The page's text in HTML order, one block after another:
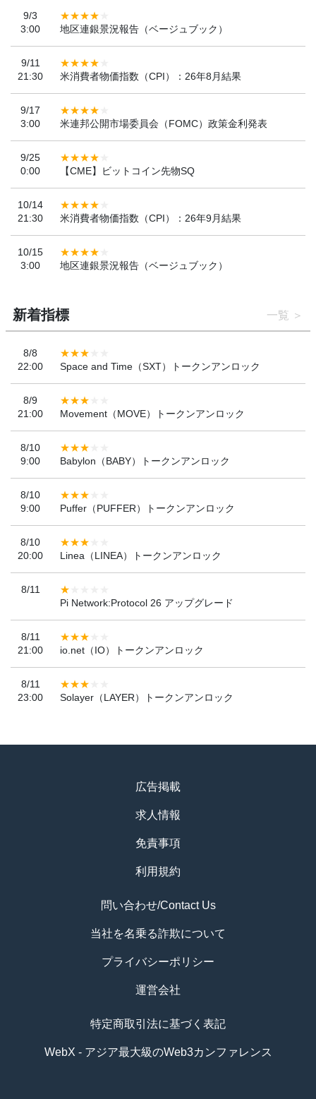
9/3
3:00
地区連銀景況報告（ベージュブック）
9/11
21:30
米消費者物価指数（CPI）：26年8月結果
9/17
3:00
米連邦公開市場委員会（FOMC）政策金利発表
9/25
0:00
【CME】ビットコイン先物SQ
10/14
21:30
米消費者物価指数（CPI）：26年9月結果
10/15
3:00
地区連銀景況報告（ベージュブック）
新着指標 一覧
8/8
22:00
Space and Time（SXT）トークンアンロック
8/9
21:00
Movement（MOVE）トークンアンロック
8/10
9:00
Babylon（BABY）トークンアンロック
8/10
9:00
Puffer（PUFFER）トークンアンロック
8/10
20:00
Linea（LINEA）トークンアンロック
8/11
Pi Network:Protocol 26 アップグレード
8/11
21:00
io.net（IO）トークンアンロック
8/11
23:00
Solayer（LAYER）トークンアンロック
広告掲載
求人情報
免責事項
利用規約
問い合わせ/Contact Us
当社を名乗る詐欺について
プライバシーポリシー
運営会社
特定商取引法に基づく表記
WebX - アジア最大級のWeb3カンファレンス